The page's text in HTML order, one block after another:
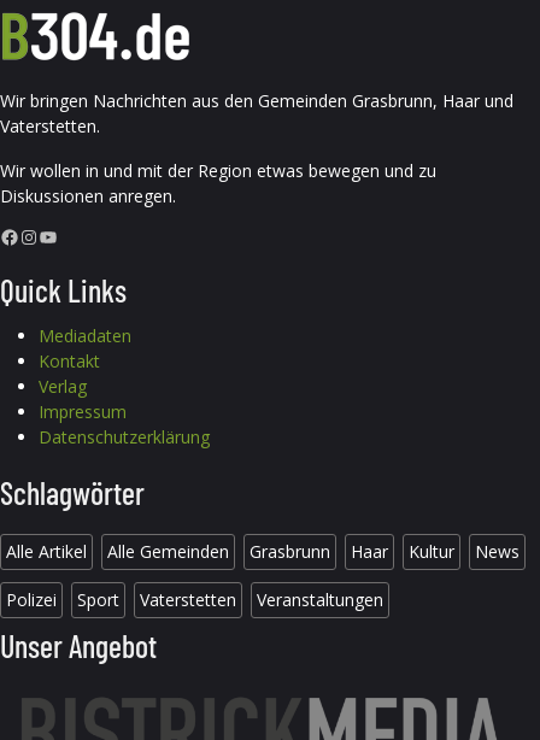
Wir bringen Nachrichten aus den Gemeinden Grasbrunn, Haar und
Vaterstetten.
Wir wollen in und mit der Region etwas bewegen und zu
Diskussionen anregen.
Facebook InstagramYouTube
Quick Links
Mediadaten
Kontakt
Verlag
Impressum
Datenschutzerklärung
Schlagwörter
Alle Artikel Alle Gemeinden Grasbrunn Haar Kultur News
Polizei Sport Vaterstetten Veranstaltungen
Unser Angebot